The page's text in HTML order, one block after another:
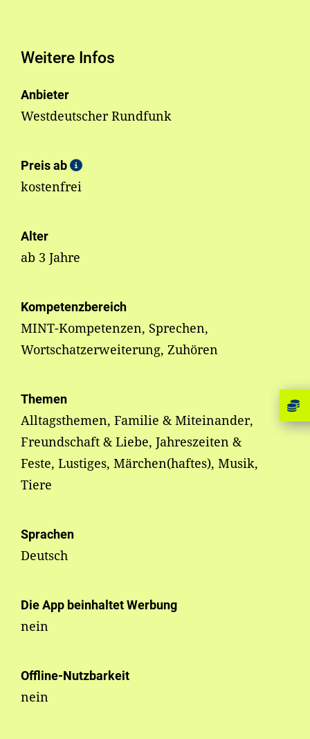
Weitere Infos
Anbieter
Westdeutscher Rundfunk
Preis ab
kostenfrei
Alter
ab 3 Jahre
Kompetenzbereich
MINT-Kompetenzen, Sprechen,
Wortschatzerweiterung, Zuhören
Themen
Alltagsthemen, Familie & Miteinander,
Freundschaft & Liebe, Jahreszeiten &
Feste, Lustiges, Märchen(haftes), Musik,
Tiere
Sprachen
Deutsch
Die App beinhaltet Werbung
nein
Offline-Nutzbarkeit
nein